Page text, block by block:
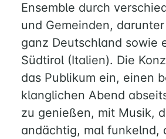
Ensemble durch
und Gemeinden,
ganz Deutschland sowie
Südtirol (Italien). Die
das Publikum ein, einen
klanglichen Abend
zu genießen, mit Musik,
andächtig, mal funkelnd,